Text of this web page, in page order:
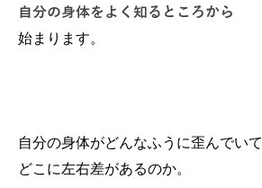
自分の身体をよく知るところから
始まります。
自分の身体がどんなふうに歪んでいて
どこに左右差があるのか。